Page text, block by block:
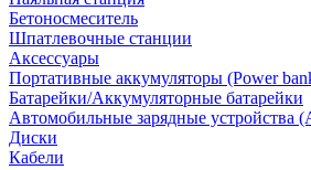
Бетоносмеситель
Шпатлевочные станции
Аксессуары
Портативные аккумуляторы (Power
Батарейки/Аккумуляторные батарейки
Автомобильные зарядные устройства
Диски
Кабели